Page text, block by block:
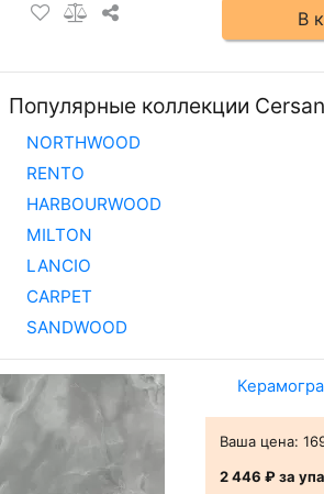
В
Популярные коллекции
NORTHWOOD
RENTO
HARBOURWOOD
MILTON
LANCIO
CARPET
SANDWOOD
Ваша цена:
2 446 ₽за